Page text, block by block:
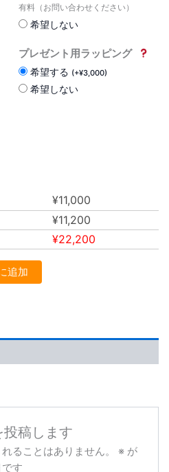
有料（お問い合わせください）
希望しない
プレゼント用ラッピング
希望する (+¥3,000)
希望しない
¥11,000
¥11,200
¥22,200
追加
投稿します
ることはありません。 ※ が
す